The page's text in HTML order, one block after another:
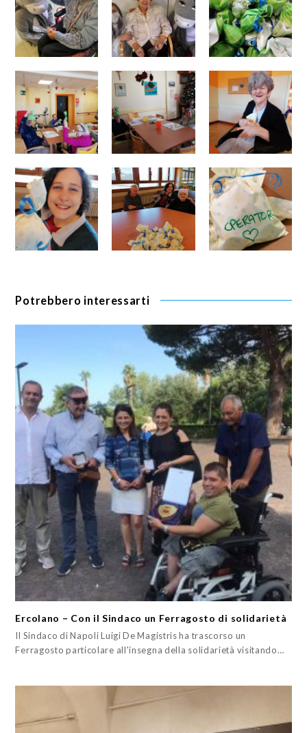
Potrebbero interessarti
Ercolano – Con il Sindaco un Ferragosto di solidarietà
Il Sindaco di Napoli Luigi De Magistris ha trascorso un
Ferragosto particolare all'insegna della solidarietà visitando…